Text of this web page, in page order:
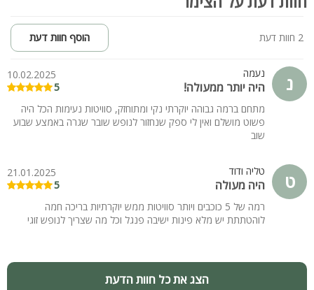
2 חוות דעת הוסף חוות דעת
נ נעמה
היה יותר ממעולה!
10.02.2025
5
מתחם ברמה גבוהה יוקרתי נקי ומתוחזק, סוויטות נעימות הכל היה
פשוט מושלם ואין לי ספק שנחזור לנופש שובר שגרה באמצע שבוע
שוב
ט טליה ודוד
היה מעולה
21.01.2025
5
רמה של 5 כוכבים ויותר סוויטות ממש יוקרתיות בריכה חמה
לוהטתתת יש מלא פינות ישיבה פנגל וכל מה שצריך לנופש זוגי
הצג את כל חוות הדעת